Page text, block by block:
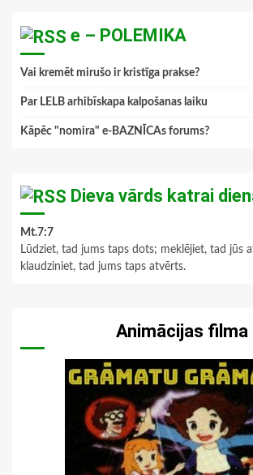
e – POLEMIKA
Vai kremēt mirušo ir kristīga prakse?
Par LELB arhibīskapa kalpošanas laiku
Kāpēc "nomira" e-BAZNĪCAs forums?
Dieva vārds katrai
Mt.7:7
Lūdziet, tad jums taps dots; meklējiet, tad jūs
klaudziniet, tad jums taps atvērts.
Animācijas filma